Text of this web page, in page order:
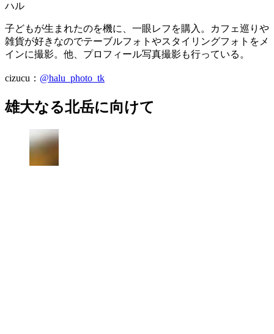
ハル
子どもが生まれたのを機に、一眼レフを購入。カフェ巡りや
雑貨が好きなのでテーブルフォトやスタイリングフォトをメ
インに撮影。他、プロフィール写真撮影も行っている。
cizucu： @halu_photo_tk
雄大なる北岳に向けて